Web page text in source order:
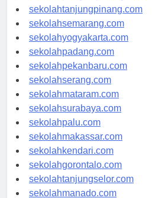
sekolahpangkalpinang.com
sekolahtanjungpinang.com
sekolahsemarang.com
sekolahyogyakarta.com
sekolahpadang.com
sekolahpekanbaru.com
sekolahserang.com
sekolahmataram.com
sekolahsurabaya.com
sekolahpalu.com
sekolahmakassar.com
sekolahkendari.com
sekolahgorontalo.com
sekolahtanjungselor.com